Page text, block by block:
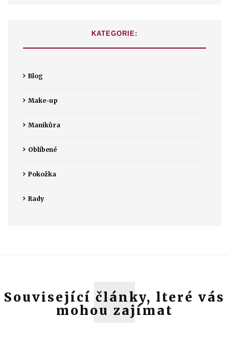
KATEGORIE:
Blog
Make-up
Manikůra
Oblíbené
Pokožka
Rady
Související články, lteré vás
mohou zajímat